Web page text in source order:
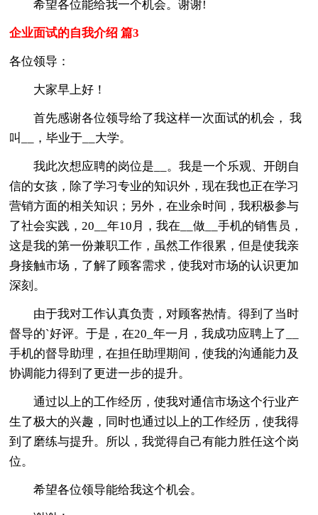
希望各位能给我一个机会。谢谢!
企业面试的自我介绍 篇3
各位领导：
大家早上好！
首先感谢各位领导给了我这样一次面试的机会， 我
叫__，毕业于__大学。
我此次想应聘的岗位是__。我是一个乐观、开朗自
信的女孩，除了学习专业的知识外，现在我也正在学习
营销方面的相关知识；另外，在业余时间，我积极参与
了社会实践，20__年10月，我在__做__手机的销售员，
这是我的第一份兼职工作，虽然工作很累，但是使我亲
身接触市场，了解了顾客需求，使我对市场的认识更加
深刻。
由于我对工作认真负责，对顾客热情。得到了当时
督导的`好评。于是，在20_年一月，我成功应聘上了__
手机的督导助理，在担任助理期间，使我的沟通能力及
协调能力得到了更进一步的提升。
通过以上的工作经历，使我对通信市场这个行业产
生了极大的兴趣，同时也通过以上的工作经历，使我得
到了磨练与提升。所以，我觉得自己有能力胜任这个岗
位。
希望各位领导能给我这个机会。